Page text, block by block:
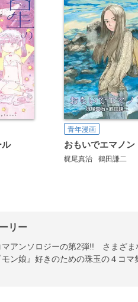
ル
青年漫画
おもいでエマノン
梶尾真治 鶴田謙二
リー
マアンソロジーの第2弾!! さまざま
ン娘』好きのための珠玉の４コ